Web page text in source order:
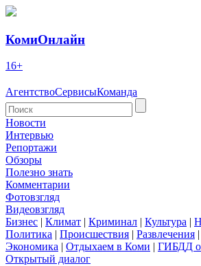
КомиОнлайн
16+
АгентствоСервисыКоманда
Новости
Интервью
Репортажи
Обзоры
Полезно знать
Комментарии
Фотовзгляд
Видеовзгляд
Бизнес | Климат | Криминал | Культура |
Политика | Происшествия | Развлечения |
Экономика | Отдыхаем в Коми | ГИБДД
Открытый диалог